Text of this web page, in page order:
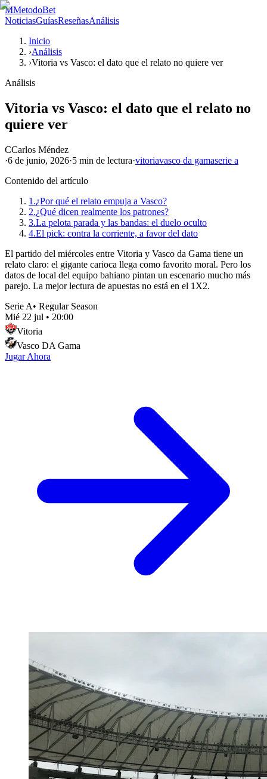
MMetodoBet
NoticiasGuíasReseñasAnálisis
Inicio
›Análisis
›Vitoria vs Vasco: el dato que el relato no quiere ver
Análisis
Vitoria vs Vasco: el dato que el relato no
quiere ver
CCarlos Méndez
·6 de junio, 2026·5 min de lectura·vitoriavasco da gamaserie a
Contenido del artículo
1.¿Por qué el relato empuja a Vasco?
2.¿Qué dicen realmente los patrones?
3.La pelota parada y las bandas: el duelo oculto
4.El pick: contra la corriente, a favor del dato
El partido del miércoles entre Vitoria y Vasco da Gama tiene un
relato claro: el gigante carioca llega como favorito moral. Pero los
datos de local del equipo bahiano pintan un escenario mucho más
parejo. La mejor lectura de apuestas no está en el 1X2.
Serie A• Regular Season
Mié 22 jul • 20:00
Vitoria
Vasco DA Gama
Jugar Ahora